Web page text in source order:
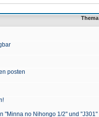
Thema
posten
"Minna no Nihongo 1/2" und "J301"